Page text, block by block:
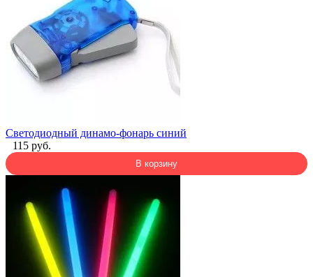
Светодиодный динамо-фонарь синий
115 руб.
В корзину